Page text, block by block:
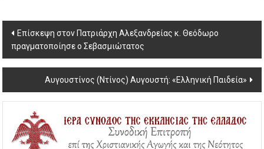
Post
navigation
Επίσκεψη στον Πατριάρχη Αλεξανδρείας κ. Θεόδωρο
πραγματοποίησε ο Σεβασμιώτατος
Αυγουστίνος (Ντίνος) Αυγουστή: «Ελληνική Παιδεία»